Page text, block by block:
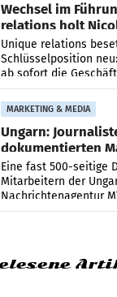
Wechsel im
relations holt
Geschäftsleitung
Unique relations
Schlüsselposition
ab sofort die
PR-Agentur an der
Anna Kalina-Mahr.
MARKETING & MEDIA
Ungarn:
dokumentierten
Zensur
Eine fast 500-seitige
Mitarbeitern der
Nachrichtenagentur
systematische